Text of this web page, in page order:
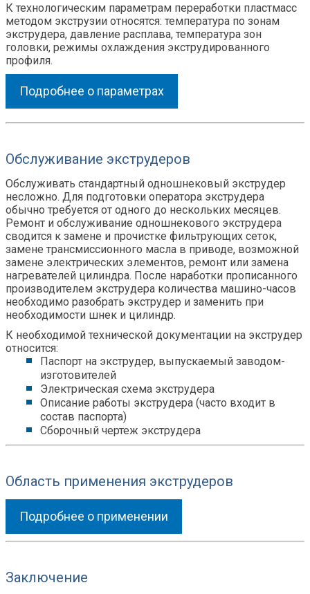
К технологическим параметрам переработки пластмасс
методом экструзии относятся: температура по зонам
экструдера, давление расплава, температура зон
головки, режимы охлаждения экструдированного
профиля.
Подробнее о параметрах
Обслуживание экструдеров
Обслуживать стандартный одношнековый экструдер
несложно. Для подготовки оператора экструдера
обычно требуется от одного до нескольких месяцев.
Ремонт и обслуживание одношнекового экструдера
сводится к замене и прочистке фильтрующих сеток,
замене трансмиссионного масла в приводе, возможной
замене электрических элементов, ремонт или замена
нагревателей цилиндра. После наработки прописанного
производителем экструдера количества машино-часов
необходимо разобрать экструдер и заменить при
необходимости шнек и цилиндр.
К необходимой технической документации на экструдер
относится:
Паспорт на экструдер, выпускаемый заводом-
изготовителей
Электрическая схема экструдера
Описание работы экструдера (часто входит в
состав паспорта)
Сборочный чертеж экструдера
Область применения экструдеров
Подробнее о применении
Заключение